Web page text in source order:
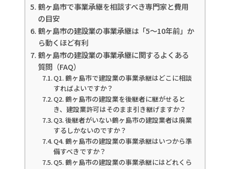
鶴ヶ島市で事業承継を相談すべき専門家と費用
の目安
鶴ヶ島市の建設業の事業承継は「5〜10年前」か
ら動くほど有利
鶴ヶ島市の建設業の事業承継に関するよくある
質問（FAQ）
Q1. 鶴ヶ島市で建設業の事業承継はどこに相談
すればよいですか？
Q2. 鶴ヶ島市の建設業を後継者に継がせると
き、建設業許可はそのまま引き継げますか？
Q3. 後継者がいない鶴ヶ島市の建設業者は廃業
するしかないのですか？
Q4. 鶴ヶ島市の建設業の事業承継はいつから準
備すべきですか？
Q5. 鶴ヶ島市の建設業の事業承継にはどれくら